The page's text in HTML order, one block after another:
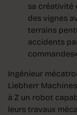
sa créativité
des vignes
terrains
accidents
Ingénieur
Liebherr
à Z un robot
leurs travaux